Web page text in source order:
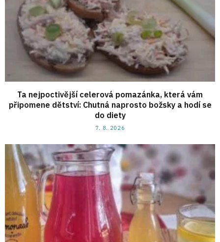
Ta nejpoctivější celerová pomazánka, která vám
připomene dětství: Chutná naprosto božsky a hodí se
do diety
7. 8. 2026